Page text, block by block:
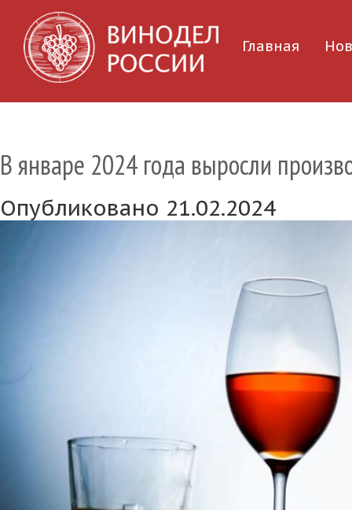
Главная
В январе 2024 года выросли
Опубликовано 21.02.2024